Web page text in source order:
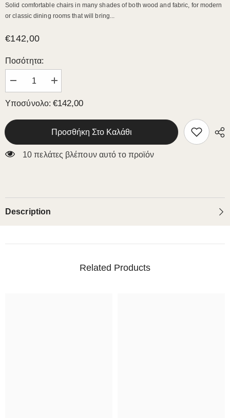
Solid comfortable chairs in many shades of both wood and fabric, for modern
or classic dining rooms that will bring...
€142,00
Ποσότητα:
Μειώστε
την
ποσότητα
για
CHAIR
Αυξήστε
την
ποσότητα
για
K25
Υποσύνολο:€142,00
Προσθήκη Στο Καλάθι
10 πελάτες βλέπουν αυτό το προϊόν
Description
Related Products